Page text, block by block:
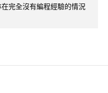
完全沒有編程經驗的情況